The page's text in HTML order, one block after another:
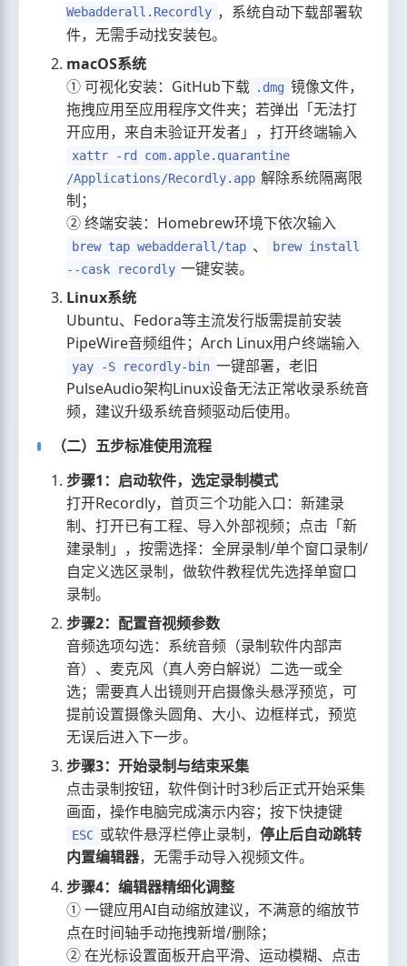
Webadderall.Recordly ，系统自动下载部署软
件，无需手动找安装包。
macOS系统
① 可视化安装：GitHub下载 .dmg 镜像文件，
拖拽应用至应用程序文件夹；若弹出「无法打
开应用，来自未验证开发者」，打开终端输入
xattr -rd com.apple.quarantine
/Applications/Recordly.app 解除系统隔离限
制；
② 终端安装：Homebrew环境下依次输入
brew tap webadderall/tap 、
brew install
--cask recordly 一键安装。
Linux系统
Ubuntu、Fedora等主流发行版需提前安装
PipeWire音频组件；Arch Linux用户终端输入
yay -S recordly-bin 一键部署，老旧
PulseAudio架构Linux设备无法正常收录系统音
频，建议升级系统音频驱动后使用。
（二）五步标准使用流程
步骤1：启动软件，选定录制模式
打开Recordly，首页三个功能入口：新建录
制、打开已有工程、导入外部视频；点击「新
建录制」，按需选择：全屏录制/单个窗口录制/
自定义选区录制，做软件教程优先选择单窗口
录制。
步骤2：配置音视频参数
音频选项勾选：系统音频（录制软件内部声
音）、麦克风（真人旁白解说）二选一或全
选；需要真人出镜则开启摄像头悬浮预览，可
提前设置摄像头圆角、大小、边框样式，预览
无误后进入下一步。
步骤3：开始录制与结束采集
点击录制按钮，软件倒计时3秒后正式开始采集
画面，操作电脑完成演示内容；按下快捷键
ESC 或软件悬浮栏停止录制， 停止后自动跳转
内置编辑器，无需手动导入视频文件。
步骤4：编辑器精细化调整
① 一键应用AI自动缩放建议，不满意的缩放节
点在时间轴手动拖拽新增/删除；
② 在光标设置面板开启平滑、运动模糊、点击